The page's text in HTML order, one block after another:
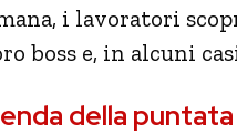
i lavoratori
boss e, in alcuni
della